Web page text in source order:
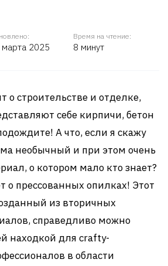
2025
Время на чтение:
8 минут
о строительстве и отделке,
себе кирпичи, бетон
А что, если я скажу
необычный и при этом очень
о котором мало кто знает?
о прессованных опилках! Этот
из вторичных
справедливо можно
находкой для crafty-
в области